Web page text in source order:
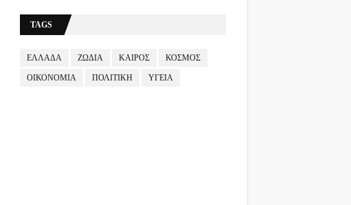
TAGS
ΕΛΛΑΔΑ ΖΩΔΙΑ ΚΑΙΡΟΣ ΚΟΣΜΟΣ
ΟΙΚΟΝΟΜΙΑ ΠΟΛΙΤΙΚΗ ΥΓΕΙΑ